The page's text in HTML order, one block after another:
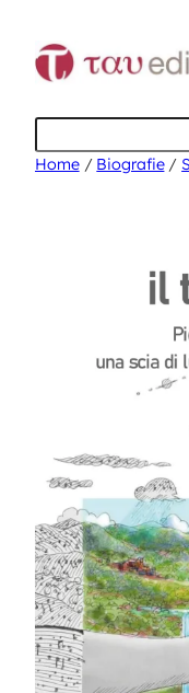
contenuto
Cerca
Home/ Biografie/